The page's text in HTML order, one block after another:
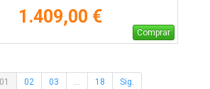
1.409,00 €
Comprar
01 02 03 ... 18 Sig.